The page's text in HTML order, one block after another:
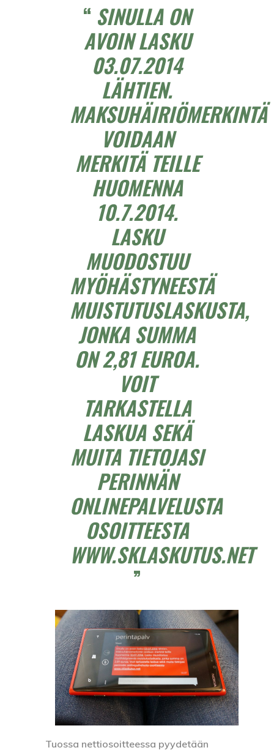
SINULLA ON
AVOIN LASKU
03.07.2014
LÄHTIEN.
MAKSUHÄIRIÖMERKINTÄ
VOIDAAN
MERKITÄ TEILLE
HUOMENNA
10.7.2014.
LASKU
MUODOSTUU
MYÖHÄSTYNEESTÄ
MUISTUTUSLASKUSTA,
JONKA SUMMA
ON 2,81 EUROA.
VOIT
TARKASTELLA
LASKUA SEKÄ
MUITA TIETOJASI
PERINNÄN
ONLINEPALVELUSTA
OSOITTEESTA
WWW.SKLASKUTUS.NET
Tuossa nettiosoitteessa pyydetään